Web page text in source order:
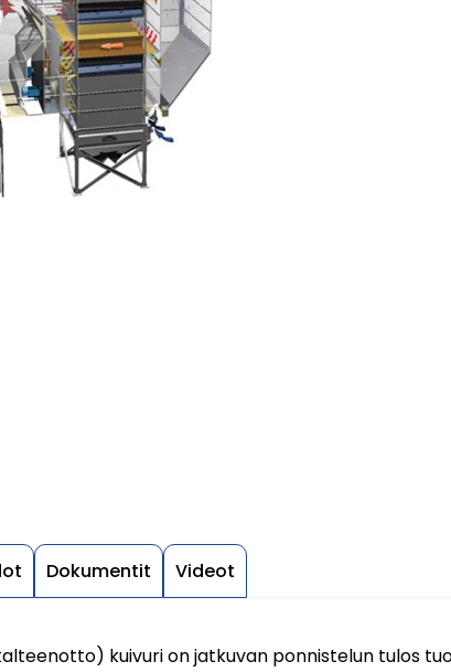
Dokumentit Videot
kuivuri on jatkuvan ponnistelun tulos